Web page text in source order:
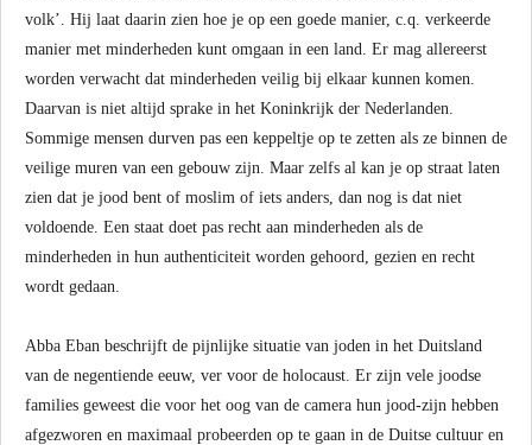
volk’. Hij laat daarin zien hoe je op een goede manier, c.q. verkeerde
manier met minderheden kunt omgaan in een land. Er mag allereerst
worden verwacht dat minderheden veilig bij elkaar kunnen komen.
Daarvan is niet altijd sprake in het Koninkrijk der Nederlanden.
Sommige mensen durven pas een keppeltje op te zetten als ze binnen de
veilige muren van een gebouw zijn. Maar zelfs al kan je op straat laten
zien dat je jood bent of moslim of iets anders, dan nog is dat niet
voldoende. Een staat doet pas recht aan minderheden als de
minderheden in hun authenticiteit worden gehoord, gezien en recht
wordt gedaan.
Abba Eban beschrijft de pijnlijke situatie van joden in het Duitsland
van de negentiende eeuw, ver voor de holocaust. Er zijn vele joodse
families geweest die voor het oog van de camera hun jood-zijn hebben
afgezworen en maximaal probeerden op te gaan in de Duitse cultuur en